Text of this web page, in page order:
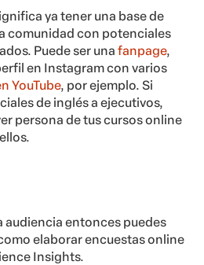
ya tener una base de
comunidad con potenciales
Puede ser una fanpage,
en Instagram con varios
YouTube, por ejemplo. Si
de inglés a ejecutivos,
persona de tus cursos online
audiencia entonces puedes
elaborar encuestas online
Insights.